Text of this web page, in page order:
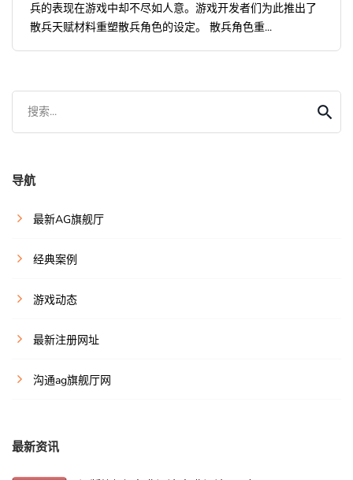
兵的表现在游戏中却不尽如人意。游戏开发者们为此推出了
散兵天赋材料重塑散兵角色的设定。 散兵角色重...
搜索...
导航
最新AG旗舰厅
经典案例
游戏动态
最新注册网址
沟通ag旗舰厅网
最新资讯